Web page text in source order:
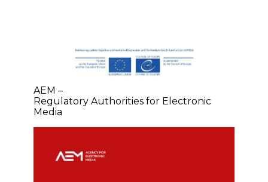
AEM –
Regulatory Authorities for Electronic
Media